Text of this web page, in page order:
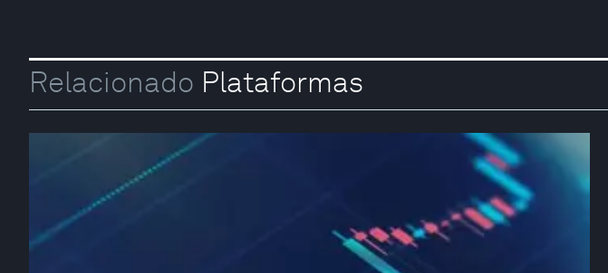
Relacionado Plataformas